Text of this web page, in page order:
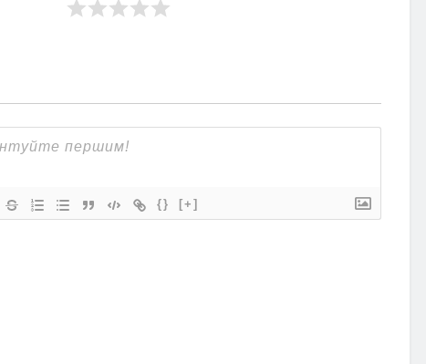
{} [+]